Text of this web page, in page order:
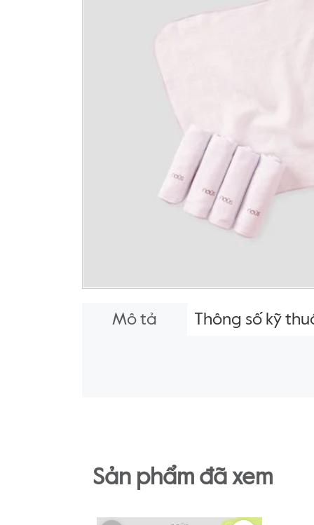
Mô tả Thông số kỹ
Sản phẩm đã xem